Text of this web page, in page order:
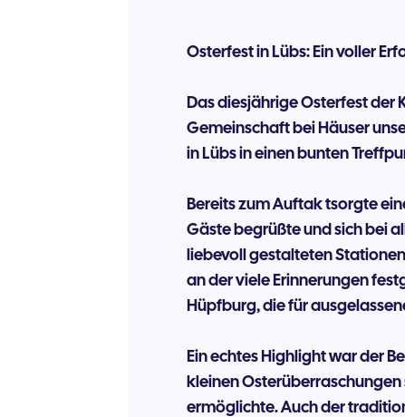
Osterfest in Lübs: Ein voller
Das diesjährige Osterfest der
Gemeinschaft bei Häuser
in Lübs in einen bunten
Bereits zum Auftak tsorgte
Gäste begrüßte und sich bei
liebevoll gestalteten
an der viele Erinnerungen
Hüpfburg, die für
Ein echtes Highlight war der
kleinen
ermöglichte. Auch der